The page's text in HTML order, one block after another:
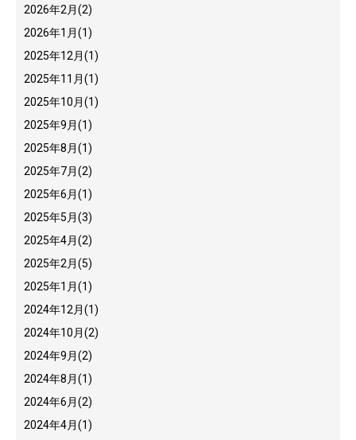
2026年2月(2)
2026年1月(1)
2025年12月(1)
2025年11月(1)
2025年10月(1)
2025年9月(1)
2025年8月(1)
2025年7月(2)
2025年6月(1)
2025年5月(3)
2025年4月(2)
2025年2月(5)
2025年1月(1)
2024年12月(1)
2024年10月(2)
2024年9月(2)
2024年8月(1)
2024年6月(2)
2024年4月(1)